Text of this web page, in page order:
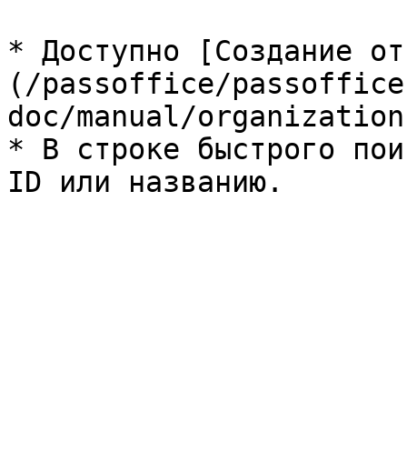
* Доступно [Создание
(/passoffice/
doc/manual/
* В строке быстрого